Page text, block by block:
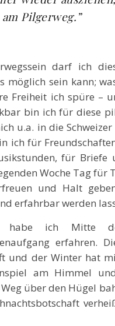
Pilgerweg.”
darf ich
möglich sein kann;
Freiheit ich spüre –
bin ich für diese
u.a. in die
ich für
für Briefe
Woche Tag für
und Halt
erfahrbar werden
habe ich Mitte
erfahren.
und der Winter hat
am Himmel
über den Hügel